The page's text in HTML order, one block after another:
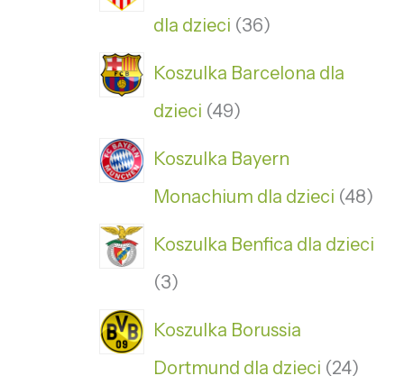
dla dzieci 36
Koszulka Barcelona dla
dzieci 49
Koszulka Bayern
Monachium dla dzieci 48
Koszulka Benfica dla dzieci
3
Koszulka Borussia
Dortmund dla dzieci 24